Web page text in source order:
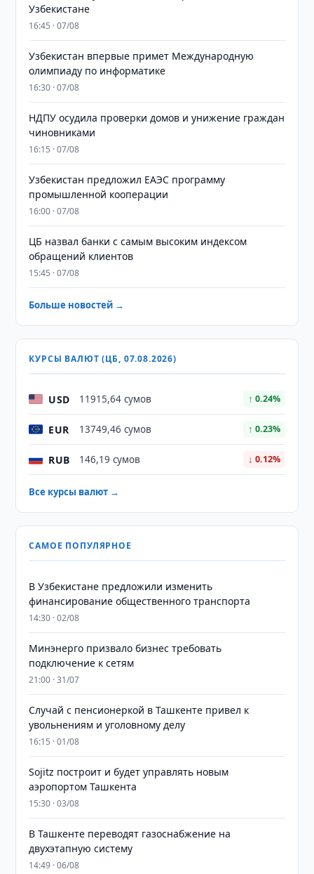
Узбекистане
16:45 · 07/08
Узбекистан впервые примет Международную
олимпиаду по информатике
16:30 · 07/08
НДПУ осудила проверки домов и унижение граждан
чиновниками
16:15 · 07/08
Узбекистан предложил ЕАЭС программу
промышленной кооперации
16:00 · 07/08
ЦБ назвал банки с самым высоким индексом
обращений клиентов
15:45 · 07/08
Больше новостей →
КУРСЫ ВАЛЮТ (ЦБ, 07.08.2026)
USD 11915,64 сумов ↑ 0.24%
EUR 13749,46 сумов ↑ 0.23%
RUB 146,19 сумов ↓ 0.12%
Все курсы валют →
САМОЕ ПОПУЛЯРНОЕ
В Узбекистане предложили изменить
финансирование общественного транспорта
14:30 · 02/08
Минэнерго призвало бизнес требовать
подключение к сетям
21:00 · 31/07
Случай с пенсионеркой в Ташкенте привел к
увольнениям и уголовному делу
16:15 · 01/08
Sojitz построит и будет управлять новым
аэропортом Ташкента
15:30 · 03/08
В Ташкенте переводят газоснабжение на
двухэтапную систему
14:49 · 06/08